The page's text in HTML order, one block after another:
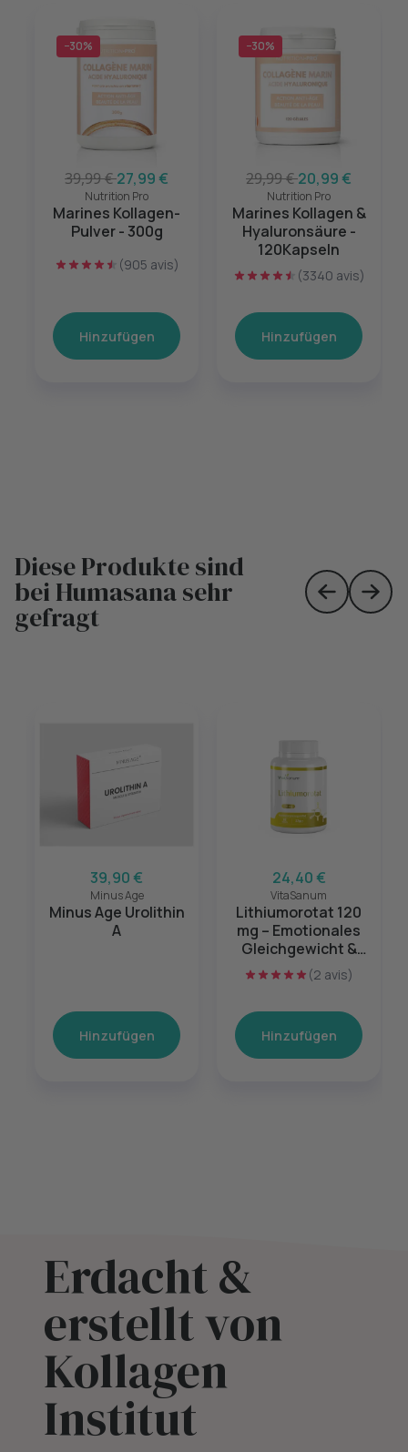
−30%
39,99 €27,99 €
Nutrition Pro
Marines Kollagen-
Pulver - 300g
(905 avis)
Hinzufügen
−30%
29,99 €20,99 €
Nutrition Pro
Marines Kollagen &
Hyaluronsäure -
120Kapseln
(3340 avis)
Hinzufügen
Diese Produkte sind
bei Humasana sehr
gefragt Skip toSkip
39,90 €
Minus Age
Minus Age Urolithin
A
Hinzufügen
24,40 €
VitaSanum
Lithiumorotat 120
mg – Emotionales
Gleichgewicht &
mentale Balance –
60 Kapseln
(2 avis)
Hinzufügen
Erdacht &
erstellt von
Kollagen
Institut